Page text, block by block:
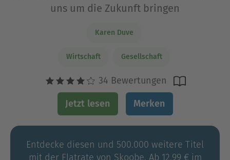
uns um die Zukunft bringen
Karen Duve
Wirtschaft Gesellschaft
34 Bewertungen
Jetzt lesen Merken
Entdecke diesen und 500.000 weitere Titel
mit der Flatrate von Skoobe. Ab 12,99 € im